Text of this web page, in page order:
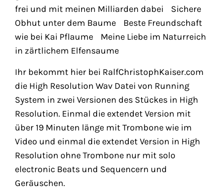
frei und mit meinen Milliarden dabei Sichere
Obhut unter dem Baume Beste Freundschaft
wie bei Kai Pflaume Meine Liebe im Naturreich
in zärtlichem Elfensaume
Ihr bekommt hier bei RalfChristophKaiser.com
die High Resolution Wav Datei von Running
System in zwei Versionen des Stückes in High
Resolution. Einmal die extendet Version mit
über 19 Minuten länge mit Trombone wie im
Video und einmal die extendet Version in High
Resolution ohne Trombone nur mit solo
electronic Beats und Sequencern und
Geräuschen.